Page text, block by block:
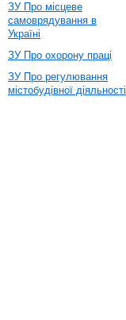
ЗУ Про місцеве
самоврядування в
Україні
ЗУ Про охорону праці
ЗУ Про регулювання
містобудівної діяльності